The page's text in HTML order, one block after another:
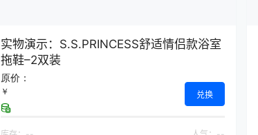
实物演示：S.S.PRINCESS舒适情侣款浴室
拖鞋–2双装
原价：
￥ 兑换